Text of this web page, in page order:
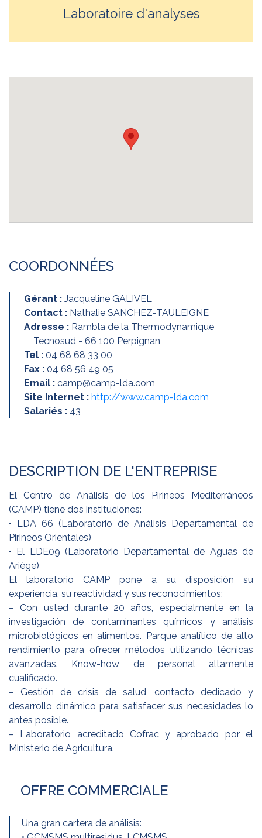
Laboratoire d'analyses
COORDONNÉES
Gérant : Jacqueline GALIVEL
Contact : Nathalie SANCHEZ-TAULEIGNE
Adresse : Rambla de la Thermodynamique
Tecnosud - 66 100 Perpignan
Tel : 04 68 68 33 00
Fax : 04 68 56 49 05
Email : camp@camp-lda.com
Site Internet : http://www.camp-lda.com
Salariés : 43
DESCRIPTION DE L'ENTREPRISE
El Centro de Análisis de los Pirineos Mediterráneos
(CAMP) tiene dos instituciones:
• LDA 66 (Laboratorio de Análisis Departamental de
Pirineos Orientales)
• El LDE09 (Laboratorio Departamental de Aguas de
Ariège)
El laboratorio CAMP pone a su disposición su
experiencia, su reactividad y sus reconocimientos:
– Con usted durante 20 años, especialmente en la
investigación de contaminantes químicos y análisis
microbiológicos en alimentos. Parque analítico de alto
rendimiento para ofrecer métodos utilizando técnicas
avanzadas. Know-how de personal altamente
cualificado.
– Gestión de crisis de salud, contacto dedicado y
desarrollo dinámico para satisfacer sus necesidades lo
antes posible.
– Laboratorio acreditado Cofrac y aprobado por el
Ministerio de Agricultura.
OFFRE COMMERCIALE
Una gran cartera de análisis: